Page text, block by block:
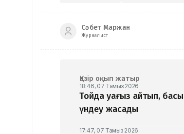
Сәбет Маржан
Журналист
Қазір оқып жатыр
18:46, 07 Тамыз 2026
Тойда уағыз айтып,
үндеу жасады
17:47, 07 Тамыз 2026